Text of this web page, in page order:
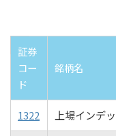
証券
コー
ド
銘柄名
1322 上場インデ